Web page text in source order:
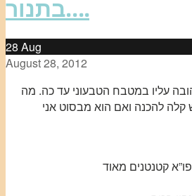
בתנור….
28 Aug
August 28, 2012
עליו במטבח הטבעוני עד כה. מה
להכנה ואם הוא מבסוט אני
קטנטנים מאוד